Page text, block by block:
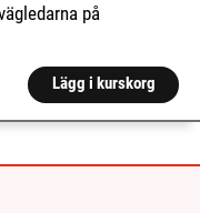
på
Lägg i kurskorg